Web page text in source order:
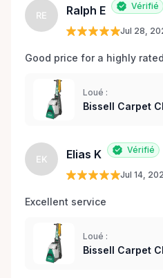
RE Ralph E Vérifié
Jul 28,
Good price for a highly
Loué :
Bissell Carpet
EK Elias K Vérifié
Jul 14,
Excellent service
Loué :
Bissell Carpet